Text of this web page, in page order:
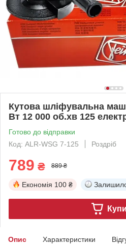
Кутова шліфувальна
Вт 12 000 об.хв 125
Готово до відправки
Код: ALR-WSG 7-125
Роздріб
789 ₴ 889 ₴
Економія 100 ₴
Опис Характеристики